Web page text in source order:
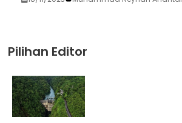
Pilihan Editor